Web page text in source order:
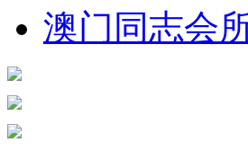
澳门同志会